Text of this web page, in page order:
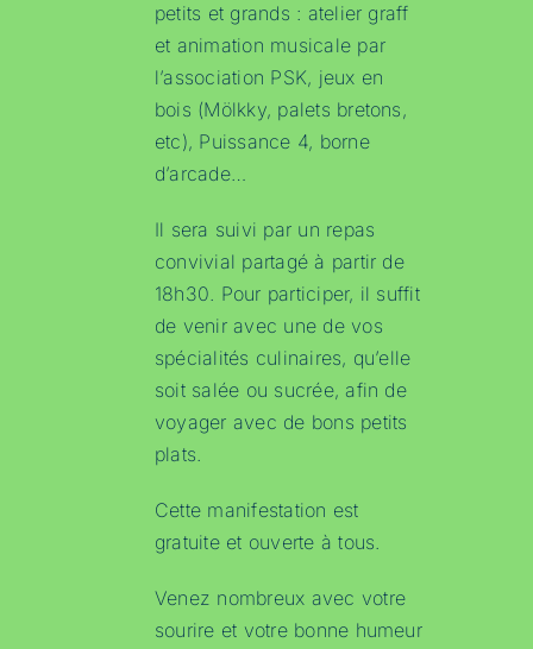
petits et grands : atelier graff
et animation musicale par
l’association PSK, jeux en
bois (Mölkky, palets bretons,
etc), Puissance 4, borne
d’arcade…
Il sera suivi par un repas
convivial partagé à partir de
18h30. Pour participer, il suffit
de venir avec une de vos
spécialités culinaires, qu’elle
soit salée ou sucrée, afin de
voyager avec de bons petits
plats.
Cette manifestation est
gratuite et ouverte à tous.
Venez nombreux avec votre
sourire et votre bonne humeur